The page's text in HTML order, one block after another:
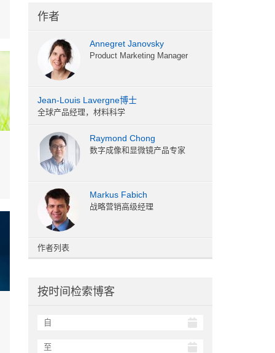
作者
Annegret Janovsky
Product Marketing Manager
Jean-Louis Lavergne博士
全球产品经理，材料科学
Raymond Chong
数字成像和显微镜产品专家
Markus Fabich
战略营销高级经理
作者列表
按时间检索博客